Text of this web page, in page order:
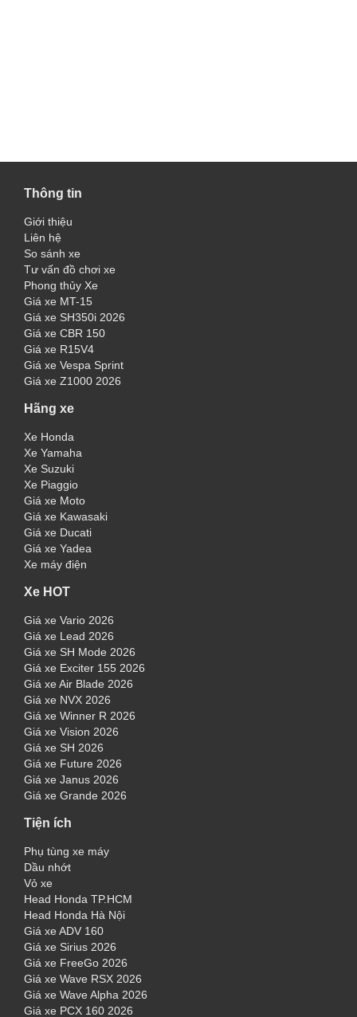
Thông tin
Giới thiệu
Liên hệ
So sánh xe
Tư vấn đồ chơi xe
Phong thủy Xe
Giá xe MT-15
Giá xe SH350i 2026
Giá xe CBR 150
Giá xe R15V4
Giá xe Vespa Sprint
Giá xe Z1000 2026
Hãng xe
Xe Honda
Xe Yamaha
Xe Suzuki
Xe Piaggio
Giá xe Moto
Giá xe Kawasaki
Giá xe Ducati
Giá xe Yadea
Xe máy điện
Xe HOT
Giá xe Vario 2026
Giá xe Lead 2026
Giá xe SH Mode 2026
Giá xe Exciter 155 2026
Giá xe Air Blade 2026
Giá xe NVX 2026
Giá xe Winner R 2026
Giá xe Vision 2026
Giá xe SH 2026
Giá xe Future 2026
Giá xe Janus 2026
Giá xe Grande 2026
Tiện ích
Phụ tùng xe máy
Dầu nhớt
Vỏ xe
Head Honda TP.HCM
Head Honda Hà Nội
Giá xe ADV 160
Giá xe Sirius 2026
Giá xe FreeGo 2026
Giá xe Wave RSX 2026
Giá xe Wave Alpha 2026
Giá xe PCX 160 2026